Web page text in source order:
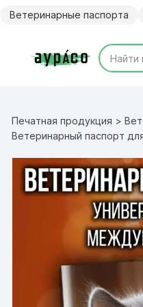
Ветеринарные паспорта
Печатная продукция >
Ветеринарный паспорт